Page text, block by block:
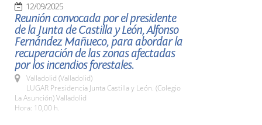
12/09/2025
Reunión convocada por el presidente
de la Junta de Castilla y León, Alfonso
Fernández Mañueco, para abordar la
recuperación de las zonas afectadas
por los incendios forestales.
Valladolid (Valladolid)
LUGAR Presidencia Junta Castilla y León. (Colegio
La Asunción) Valladolid
Hora: 10,00 h.